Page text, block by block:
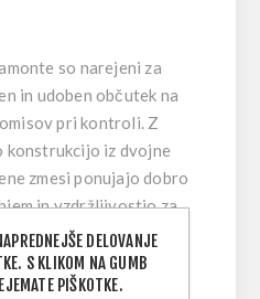
so narejeni za
in udoben občutek na
pri kontroli. Z
konstrukcijo iz dvojne
zmesi ponujajo dobro
in vzdržljivostjo za
uporabo. Agresivna
doda blaženje in
kar pomaga zmanjšati
DELOVANJE
S KLIKOM NA GUMB
PIŠKOTKE.